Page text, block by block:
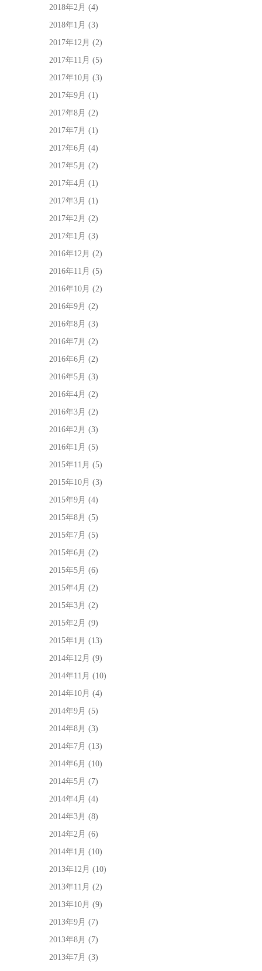
2018年2月 (4)
2018年1月 (3)
2017年12月 (2)
2017年11月 (5)
2017年10月 (3)
2017年9月 (1)
2017年8月 (2)
2017年7月 (1)
2017年6月 (4)
2017年5月 (2)
2017年4月 (1)
2017年3月 (1)
2017年2月 (2)
2017年1月 (3)
2016年12月 (2)
2016年11月 (5)
2016年10月 (2)
2016年9月 (2)
2016年8月 (3)
2016年7月 (2)
2016年6月 (2)
2016年5月 (3)
2016年4月 (2)
2016年3月 (2)
2016年2月 (3)
2016年1月 (5)
2015年11月 (5)
2015年10月 (3)
2015年9月 (4)
2015年8月 (5)
2015年7月 (5)
2015年6月 (2)
2015年5月 (6)
2015年4月 (2)
2015年3月 (2)
2015年2月 (9)
2015年1月 (13)
2014年12月 (9)
2014年11月 (10)
2014年10月 (4)
2014年9月 (5)
2014年8月 (3)
2014年7月 (13)
2014年6月 (10)
2014年5月 (7)
2014年4月 (4)
2014年3月 (8)
2014年2月 (6)
2014年1月 (10)
2013年12月 (10)
2013年11月 (2)
2013年10月 (9)
2013年9月 (7)
2013年8月 (7)
2013年7月 (3)